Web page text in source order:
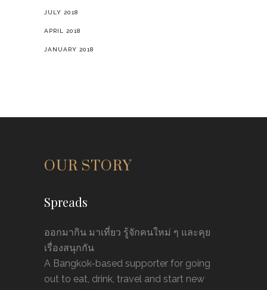
JULY 2018
APRIL 2018
JANUARY 2018
OUR STORY
Spreads
ออกมากิน มาเที่ยว รู้จักคนใหม่ ๆ และคุย
เรื่องสนุกกัน
A Bangkok-based supporter for going
out to eat, drink, travel and start new